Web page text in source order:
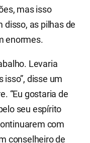
mas isso
as pilhas de
enormes.
Levaria
disse um
“Eu gostaria de
seu espírito
com
conselheiro de